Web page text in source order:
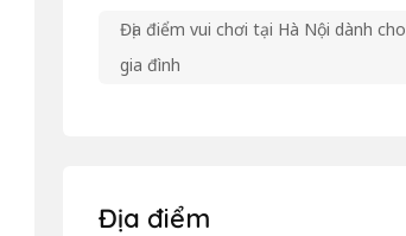
Địa điểm vui chơi tại Hà Nội dành cho
gia đình
Địa điểm